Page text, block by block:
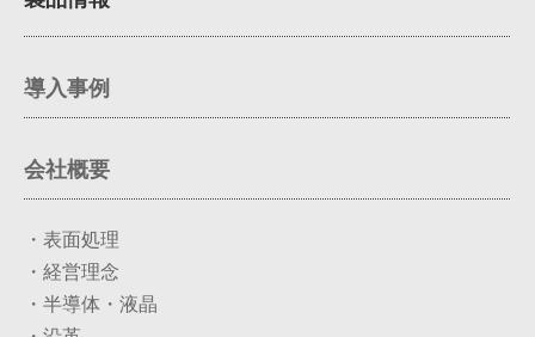
導入事例
会社概要
・表面処理
・経営理念
・半導体・液晶